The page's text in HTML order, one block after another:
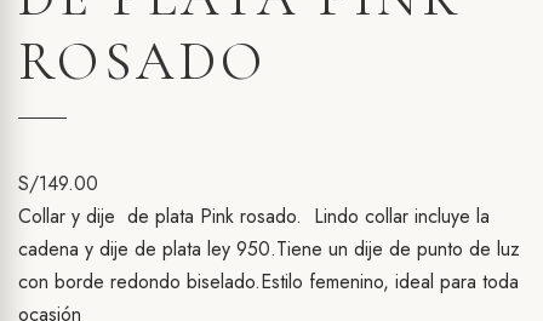
ROSADO
S/149.00
Collar y dije de plata Pink rosado. Lindo collar incluye la
cadena y dije de plata ley 950.Tiene un dije de punto de luz
con borde redondo biselado.Estilo femenino, ideal para toda
ocasión